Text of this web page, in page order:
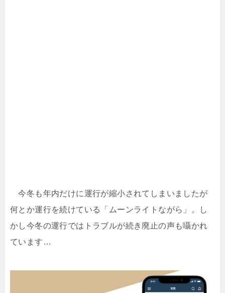
今冬も年内だけに運行が縮小されてしまいましたが
何とか運行を続けている「ムーンライトながら」。し
かし今冬の運行ではトラブルが続き廃止の声も囁かれ
ています…